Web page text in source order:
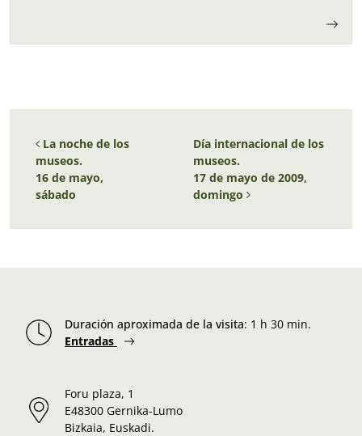
Navegación de entradas
La noche de los
museos.
16 de mayo,
sábado
Día internacional de los
museos.
17 de mayo de 2009,
domingo
Duración aproximada de la visita: 1 h 30 min.
Entradas
Foru plaza, 1
E48300 Gernika-Lumo
Bizkaia, Euskadi.